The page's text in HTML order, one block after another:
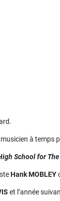
à temps
School for
Hank MOBLEY
et l’année